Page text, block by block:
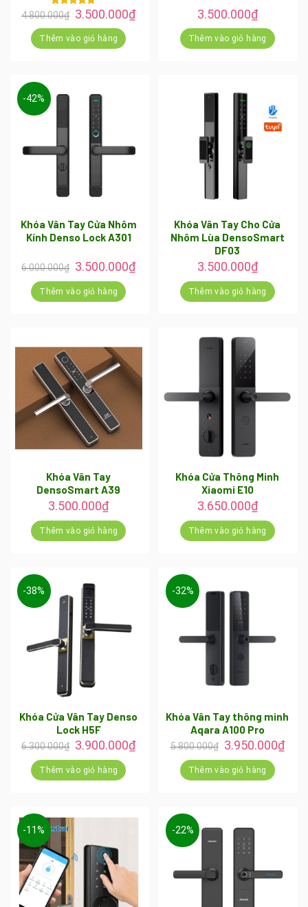
Được xếp
hạng5.00
5 sao
4.800.000₫ Giá
gốc
là:
4.800.000₫.
3.500.000₫Giá
hiện
Thêm vào giỏ hàng
3.500.000₫
Thêm vào giỏ hàng
-42%
Khóa Vân Tay Cửa Nhôm
Kính Denso Lock A301
6.000.000₫ Giá
gốc
là:
6.000.000₫.
3.500.000₫Giá
hiện
Thêm vào giỏ hàng
Khóa Vân Tay Cho Cửa
Nhôm Lùa DensoSmart
DF03
3.500.000₫
Thêm vào giỏ hàng
Khóa Vân Tay
DensoSmart A39
3.500.000₫
Thêm vào giỏ hàng
Khóa Cửa Thông Minh
Xiaomi E10
3.650.000₫
Thêm vào giỏ hàng
-38%
Khóa Cửa Vân Tay Denso
Lock H5F
6.300.000₫ Giá
gốc
là:
6.300.000₫.
3.900.000₫Giá
Thêm vào giỏ hàng
-32%
Khóa Vân Tay thông minh
Aqara A100 Pro
5.800.000₫ Giá
gốc
là:
5.800.000₫.
3.950.000₫Giá
Thêm vào giỏ hàng
-11% -22%